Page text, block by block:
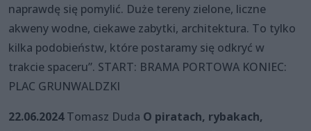
naprawdę się pomylić. Duże tereny zielone, liczne
akweny wodne, ciekawe zabytki, architektura. To tylko
kilka podobieństw, które postaramy się odkryć w
trakcie spaceru”. START: BRAMA PORTOWA KONIEC:
PLAC GRUNWALDZKI
22.06.2024Tomasz Duda O piratach, rybakach,